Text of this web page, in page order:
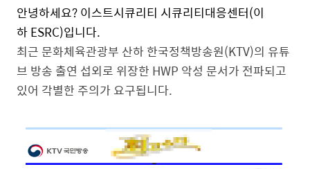
안녕하세요? 이스트시큐리티 시큐리티대응센터(이
하 ESRC)입니다.
최근 문화체육관광부 산하 한국정책방송원(KTV)의 유튜
브 방송 출연 섭외로 위장한 HWP 악성 문서가 전파되고
있어 각별한 주의가 요구됩니다.